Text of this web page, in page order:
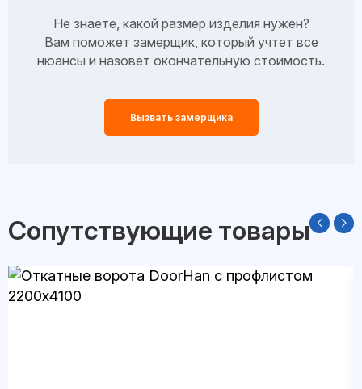
Не знаете, какой размер изделия нужен?
Вам поможет замерщик, который учтет все
нюансы и назовет окончательную стоимость.
Вызвать замерщика
Сопутствующие товары